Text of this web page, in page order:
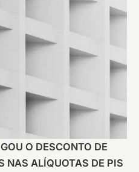
O DESCONTO DE
NAS ALÍQUOTAS DE PIS